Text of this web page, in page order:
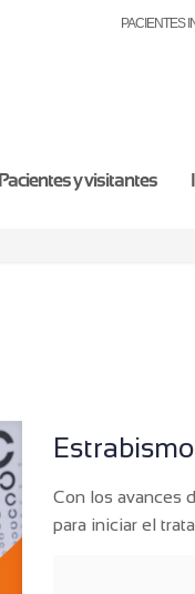
PACIENTES
Pacientes y visitantes
Con los avances
para iniciar el